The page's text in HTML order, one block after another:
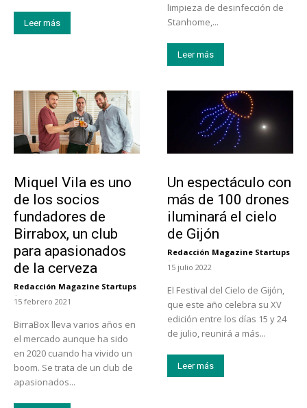
Leer más
limpieza de desinfección de
Stanhome,...
Leer más
Miquel Vila es uno
de los socios
fundadores de
Birrabox, un club
para apasionados
de la cerveza
Redacción Magazine Startups
-
15 febrero 2021
BirraBox lleva varios años en
el mercado aunque ha sido
en 2020 cuando ha vivido un
boom. Se trata de un club de
apasionados...
Un espectáculo con
más de 100 drones
iluminará el cielo
de Gijón
Redacción Magazine Startups
-
15 julio 2022
El Festival del Cielo de Gijón,
que este año celebra su XV
edición entre los días 15 y 24
de julio, reunirá a más...
Leer más